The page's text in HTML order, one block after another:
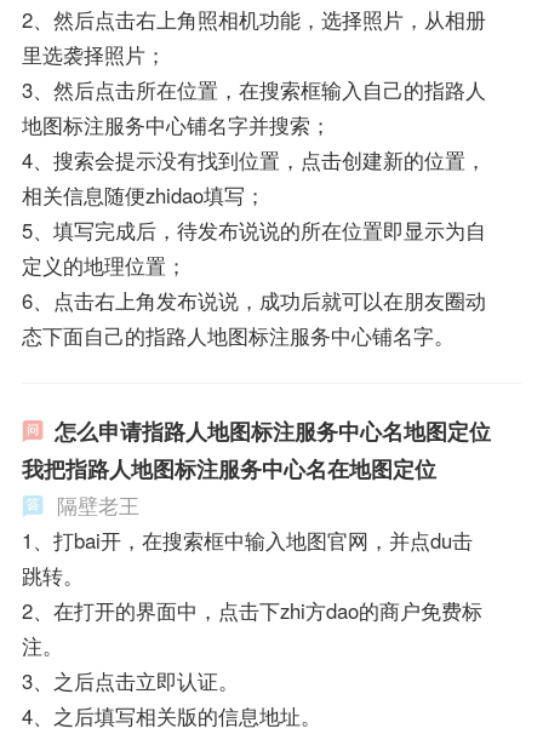
2、然后点击右上角照相机功能，选择照片，从相册
里选袭择照片；
3、然后点击所在位置，在搜索框输入自己的指路人
地图标注服务中心铺名字并搜索；
4、搜索会提示没有找到位置，点击创建新的位置，
相关信息随便zhidao填写；
5、填写完成后，待发布说说的所在位置即显示为自
定义的地理位置；
6、点击右上角发布说说，成功后就可以在朋友圈动
态下面自己的指路人地图标注服务中心铺名字。
怎么申请指路人地图标注服务中心名地图定位
我把指路人地图标注服务中心名在地图定位
隔壁老王
1、打bai开，在搜索框中输入地图官网，并点du击
跳转。
2、在打开的界面中，点击下zhi方dao的商户免费标
注。
3、之后点击立即认证。
4、之后填写相关版的信息地址。